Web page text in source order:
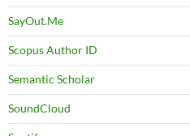
SayOut.Me
Scopus Author ID
Semantic Scholar
SoundCloud